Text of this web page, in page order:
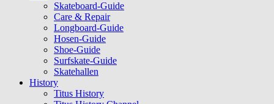
Skateboard-Guide
Care & Repair
Longboard-Guide
Hosen-Guide
Shoe-Guide
Surfskate-Guide
Skatehallen
History
Titus History